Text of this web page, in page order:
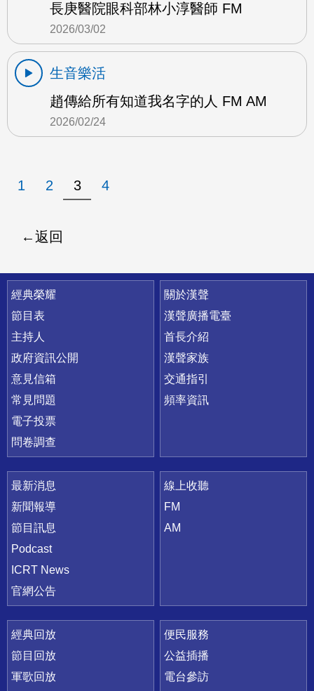
長庚醫院眼科部林小淳醫師 FM
2026/03/02
生音樂活
趙傳給所有知道我名字的人 FM AM
2026/02/24
1 2 3 4
返回
快速連結
經典榮耀
節目表
主持人
政府資訊公開
意見信箱
常見問題
電子投票
問卷調查
關於漢聲
漢聲廣播電臺
首長介紹
漢聲家族
交通指引
頻率資訊
最新消息
新聞報導
節目訊息
Podcast
ICRT News
官網公告
線上收聽
FM
AM
經典回放
節目回放
軍歌回放
便民服務
公益插播
電台參訪